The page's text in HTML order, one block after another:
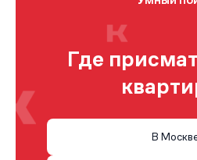
Где
В